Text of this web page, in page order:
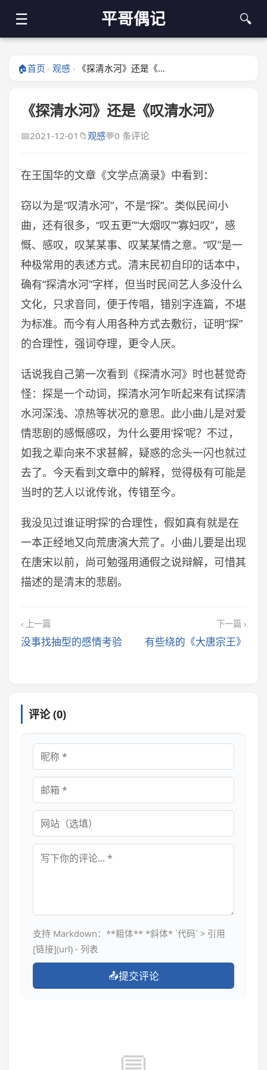
☰ 平哥偶记 🔍
🏠首页 › 观感 › 《探清水河》还是《叹清水河》
《探清水河》还是《叹清水河》
📅2021-12-01 📁观感💬0 条评论
在王国华的文章《文学点滴录》中看到：
窃以为是“叹清水河”，不是“探”。类似民间小
曲，还有很多，“叹五更”“大烟叹”“寡妇叹”，感
慨、感叹，叹某某事、叹某某情之意。“叹”是一
种极常用的表述方式。清末民初自印的话本中，
确有“探清水河”字样，但当时民间艺人多没什么
文化，只求音同，便于传唱，错别字连篇，不堪
为标准。而今有人用各种方式去敷衍，证明“探”
的合理性，强词夺理，更令人厌。
话说我自己第一次看到《探清水河》时也甚觉奇
怪：探是一个动词，探清水河乍听起来有试探清
水河深浅、凉热等状况的意思。此小曲儿是对爱
情悲剧的感慨感叹，为什么要用‘探’呢？不过，
如我之辈向来不求甚解，疑惑的念头一闪也就过
去了。今天看到文章中的解释，觉得极有可能是
当时的艺人以讹传讹，传错至今。
我没见过谁证明‘探’的合理性，假如真有就是在
一本正经地又向荒唐演大荒了。小曲儿要是出现
在唐宋以前，尚可勉强用通假之说辩解，可惜其
描述的是清末的悲剧。
‹ 上一篇
没事找抽型的感情考验
下一篇 ›
有些绕的《大唐宗王》
评论 (0)
昵称
邮箱
网站
评论内容
支持 Markdown：**粗体** *斜体* `代码` > 引用
[链接](url) - 列表
📤提交评论